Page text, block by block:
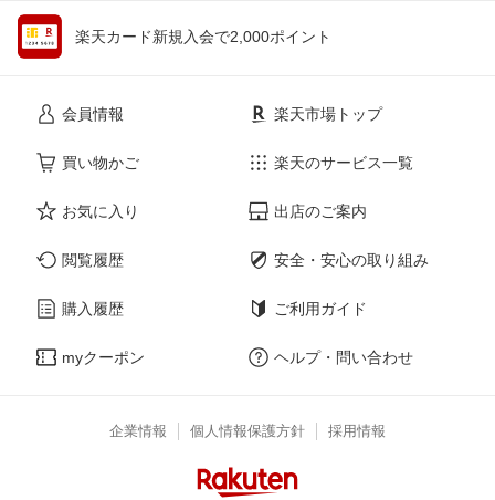
楽天カード新規入会で2,000ポイント
会員情報
買い物かご
お気に入り
閲覧履歴
購入履歴
myクーポン
楽天市場トップ
楽天のサービス一覧
出店のご案内
安全・安心の取り組み
ご利用ガイド
ヘルプ・問い合わせ
企業情報 個人情報保護方針 採用情報